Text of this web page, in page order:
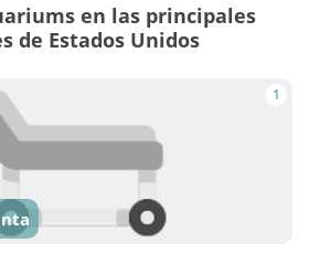
en las principales
de Estados Unidos
1